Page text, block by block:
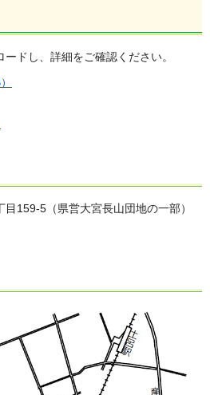
ドし、詳細をご確認ください。
159-5（県営大宮長山団地の一部）